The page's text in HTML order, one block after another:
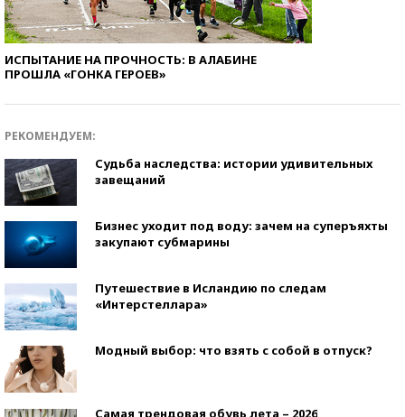
ИСПЫТАНИЕ НА ПРОЧНОСТЬ: В АЛАБИНЕ
ПРОШЛА «ГОНКА ГЕРОЕВ»
РЕКОМЕНДУЕМ:
Судьба наследства: истории удивительных
завещаний
Бизнес уходит под воду: зачем на суперъяхты
закупают субмарины
Путешествие в Исландию по следам
«Интерстеллара»
Модный выбор: что взять с собой в отпуск?